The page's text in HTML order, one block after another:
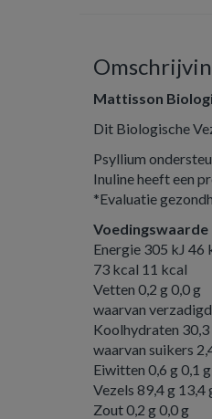
Mattisson
Dit Biologische
Psyllium
Inuline heeft een
*Evaluatie
Voedingswaarde
Energie 305 kJ 46
73 kcal 11 kcal
Vetten 0,2 g 0,0 g
waarvan
Koolhydraten 30,3
waarvan suikers
Eiwitten 0,6 g 0,1 g
Vezels 89,4 g 13,4
Zout 0,2 g 0,0 g